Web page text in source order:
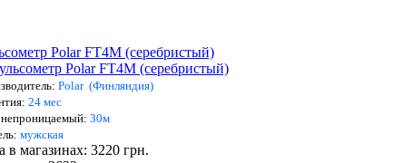
Polar FT4M (серебристый)
Polar (Финляндия)
24 мес
30м
мужская
в магазинах: 3220 грн.